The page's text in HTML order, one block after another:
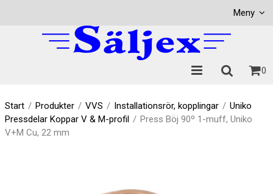
Meny
0
Start / Produkter / VVS / Installationsrör, kopplingar / Uniko
Pressdelar Koppar V & M-profil / Press Böj 90º 1-muff, Uniko
V+M Cu, 22 mm